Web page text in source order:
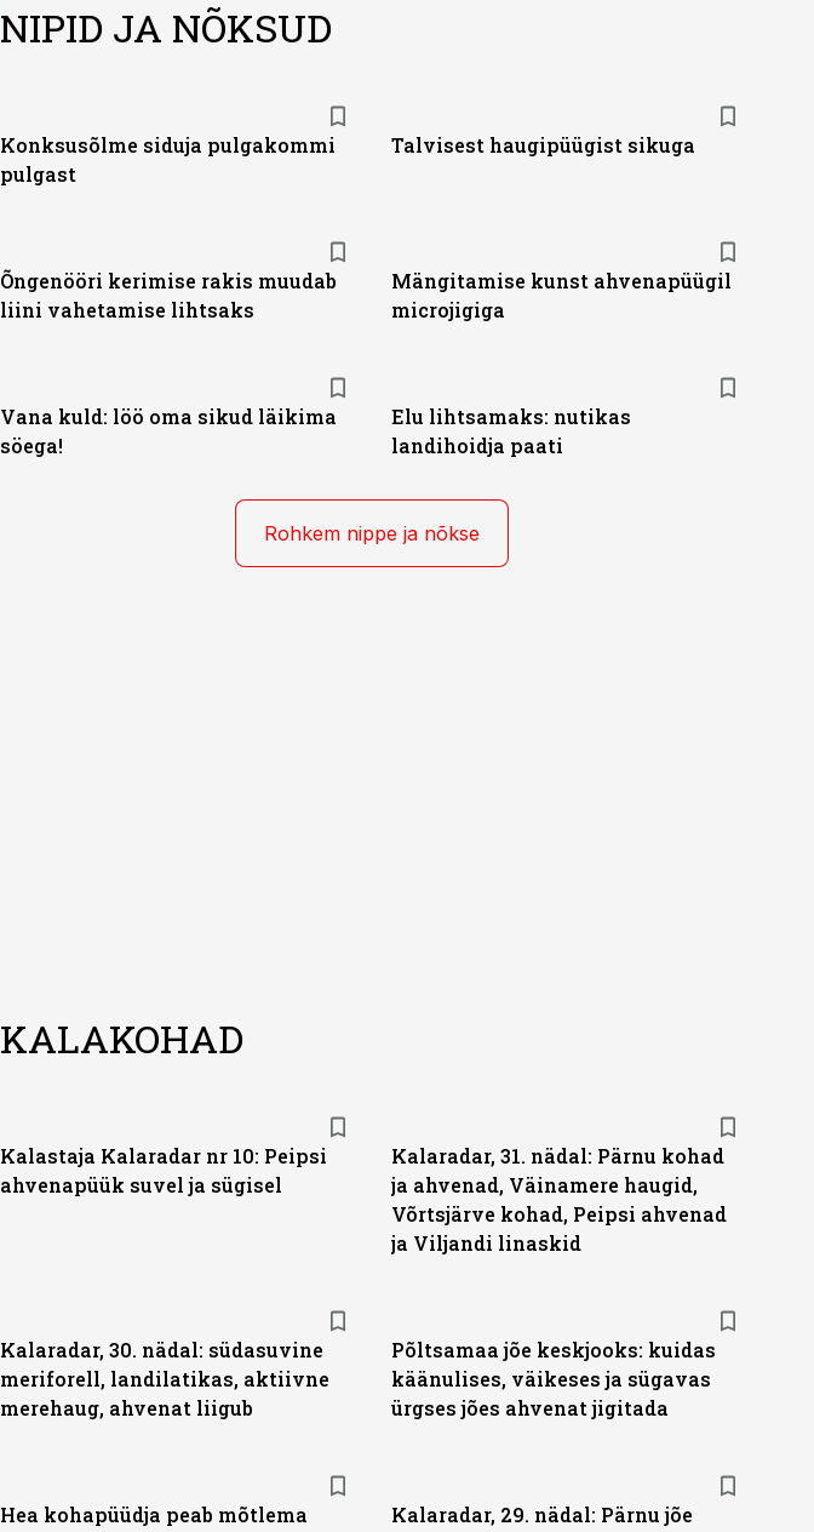
NIPID JA NÕKSUD
Konksusõlme siduja pulgakommi
pulgast
Talvisest haugipüügist sikuga
Õngenööri kerimise rakis muudab
liini vahetamise lihtsaks
Mängitamise kunst ahvenapüügil
microjigiga
Vana kuld: löö oma sikud läikima
söega!
Elu lihtsamaks: nutikas
landihoidja paati
Rohkem nippe ja nõkse
KALAKOHAD
Kalastaja Kalaradar nr 10: Peipsi
ahvenapüük suvel ja sügisel
Kalaradar, 31. nädal: Pärnu kohad
ja ahvenad, Väinamere haugid,
Võrtsjärve kohad, Peipsi ahvenad
ja Viljandi linaskid
Kalaradar, 30. nädal: südasuvine
meriforell, landilatikas, aktiivne
merehaug, ahvenat liigub
Põltsamaa jõe keskjooks: kuidas
käänulises, väikeses ja sügavas
ürgses jões ahvenat jigitada
Hea kohapüüdja peab mõtlema
Kalaradar, 29. nädal: Pärnu jõe